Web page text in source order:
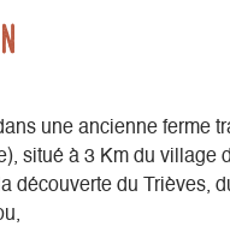
une ancienne ferme
situé à 3 Km du village
découverte du Trièves,